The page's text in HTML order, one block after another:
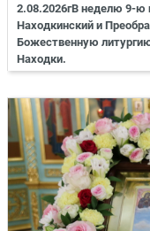
2.08.2026гВ неделю 9-ю
Находкинский и
Божественную
Находки.